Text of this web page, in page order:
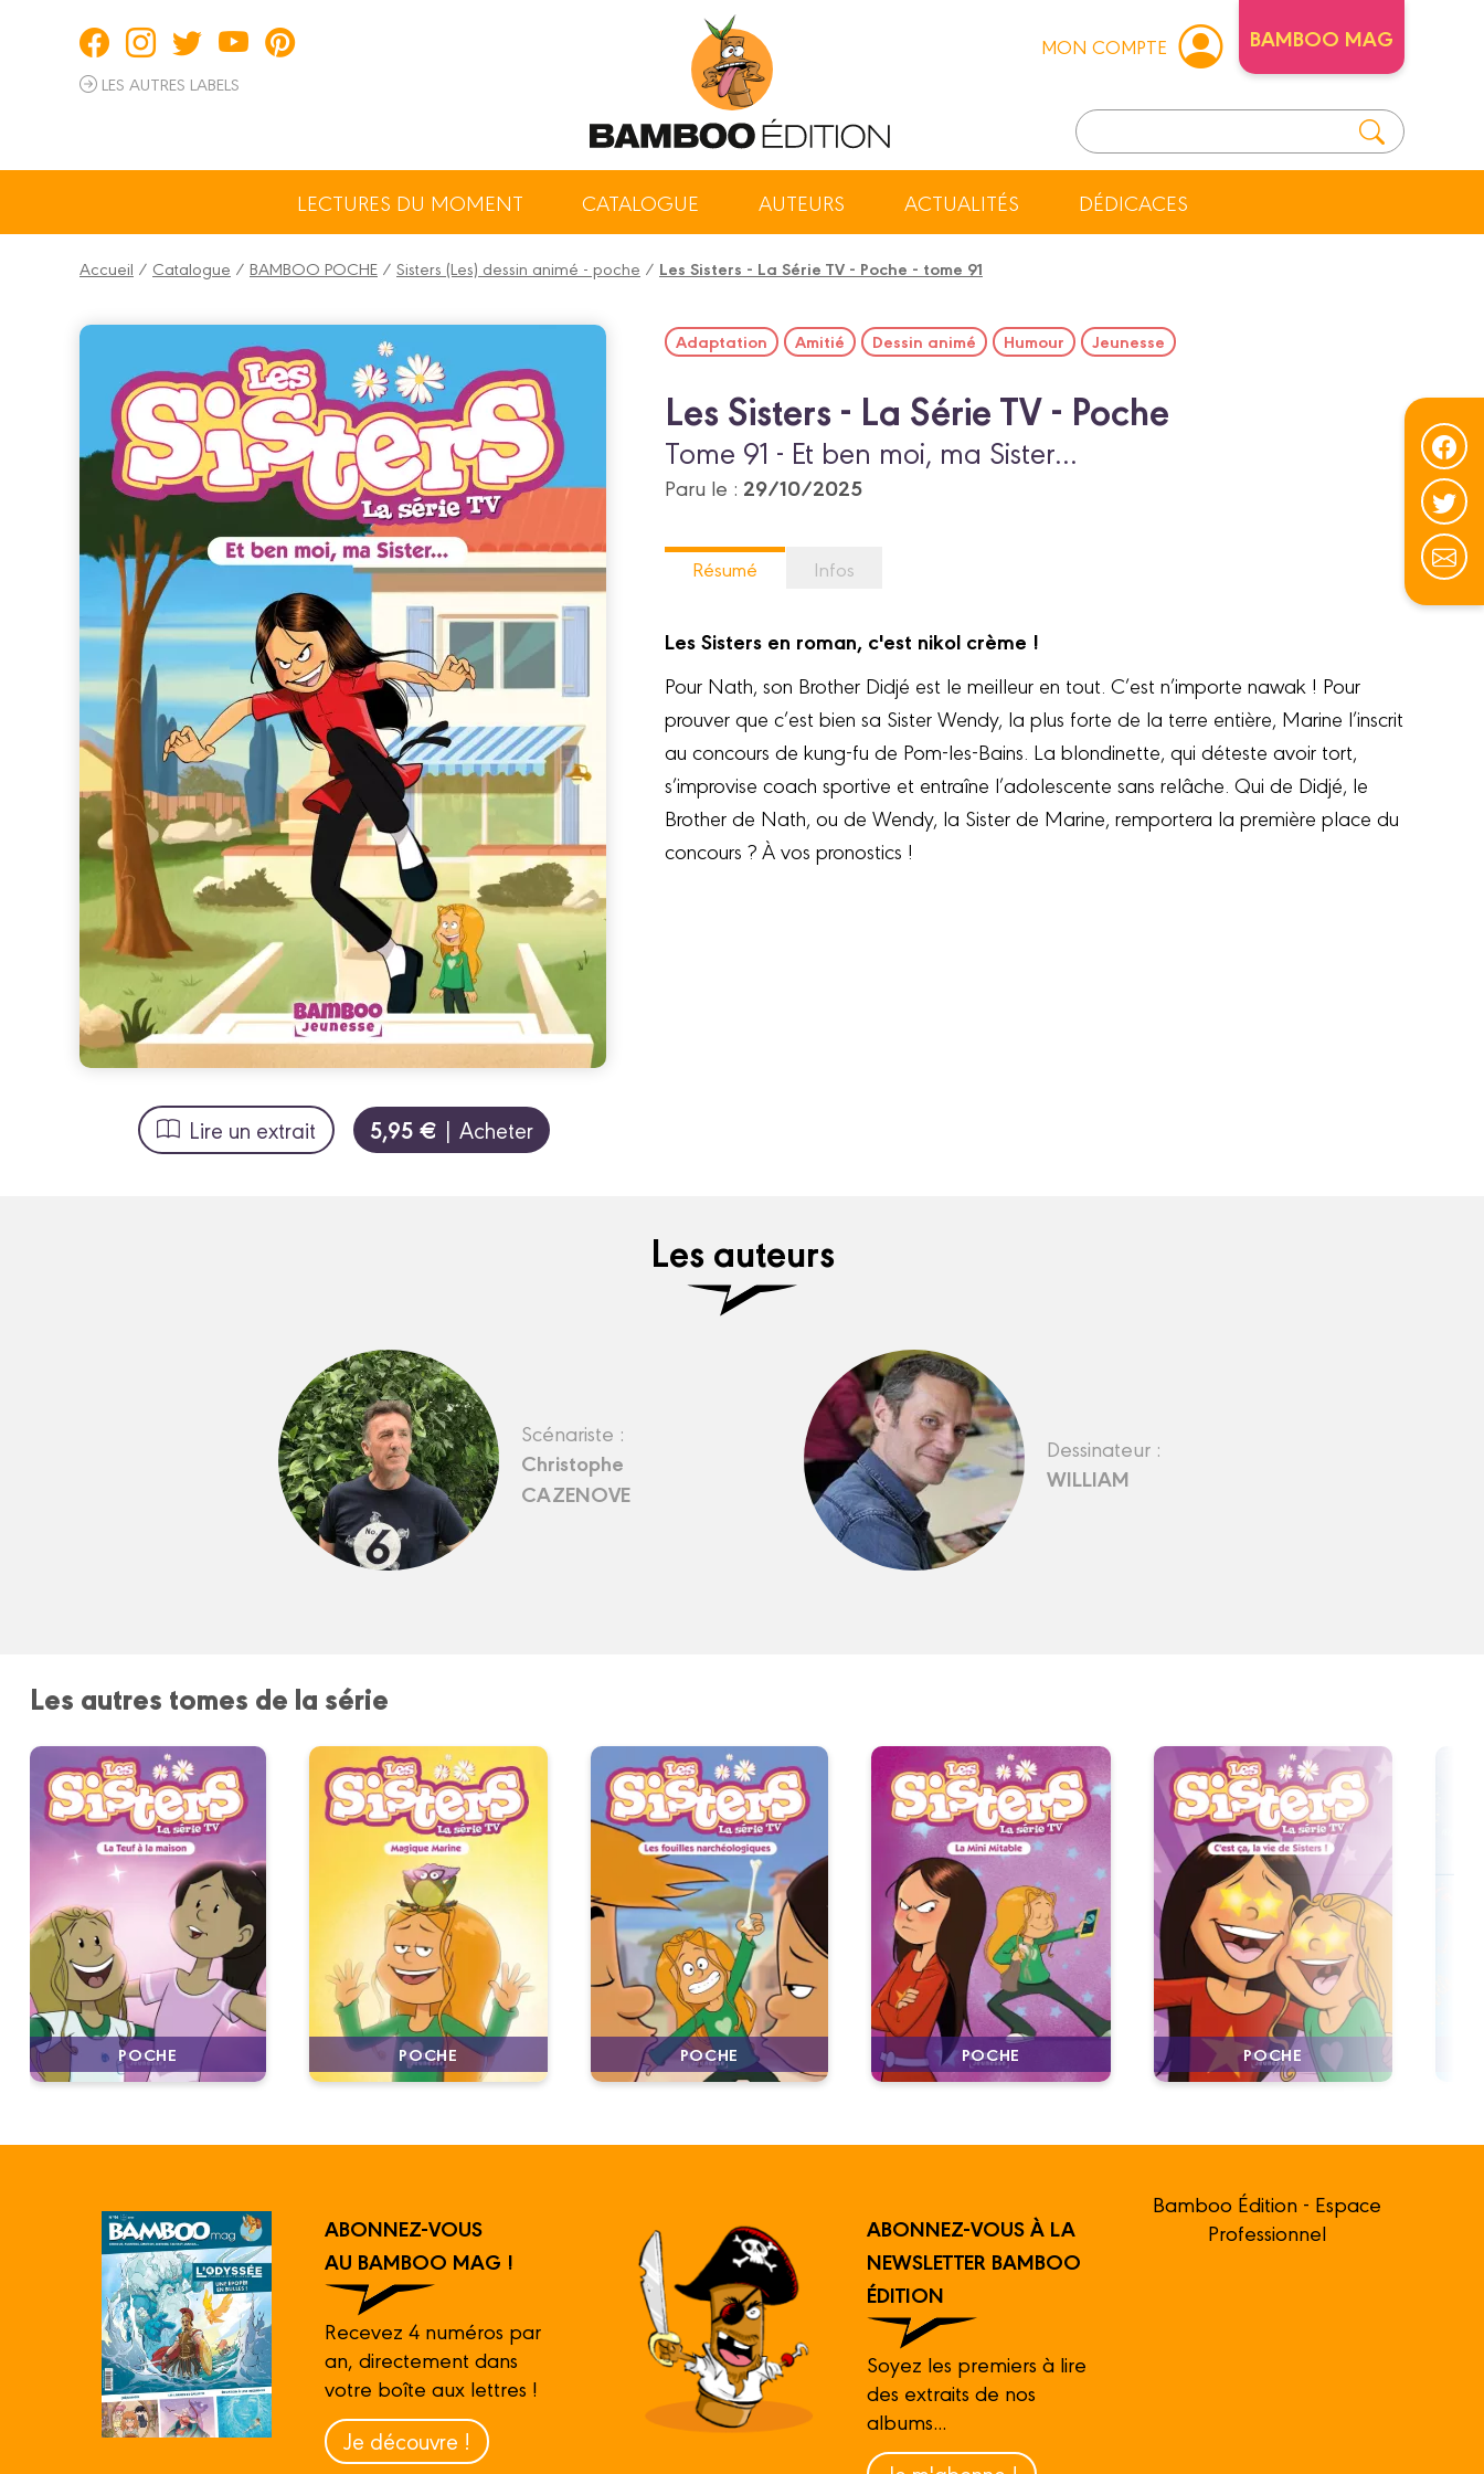
LES AUTRES LABELS
MON COMPTE BAMBOO MAG
LECTURES DU MOMENT CATALOGUE AUTEURS ACTUALITÉS DÉDICACES
Accueil / Catalogue / BAMBOO POCHE / Sisters (Les) dessin animé - poche / Les Sisters - La Série TV - Poche - tome 91
Lire un extrait 5,95 € | Acheter
Adaptation Amitié Dessin animé Humour Jeunesse
Les Sisters - La Série TV - Poche
Tome 91 - Et ben moi, ma Sister...
Paru le : 29/10/2025
Résumé Infos
Les Sisters en roman, c'est nikol crème !
Pour Nath, son Brother Didjé est le meilleur en tout. C’est n’importe nawak ! Pour
prouver que c’est bien sa Sister Wendy, la plus forte de la terre entière, Marine l’inscrit
au concours de kung-fu de Pom-les-Bains. La blondinette, qui déteste avoir tort,
s’improvise coach sportive et entraîne l’adolescente sans relâche. Qui de Didjé, le
Brother de Nath, ou de Wendy, la Sister de Marine, remportera la première place du
concours ? À vos pronostics !
Les auteurs
Scénariste :
Christophe
CAZENOVE
Dessinateur :
WILLIAM
Les autres tomes de la série
POCHE POCHE POCHE POCHE POCHE
ABONNEZ-VOUS
AU BAMBOO MAG !
Recevez 4 numéros par
an, directement dans
votre boîte aux lettres !
Je découvre !
ABONNEZ-VOUS À LA
NEWSLETTER BAMBOO
ÉDITION
Soyez les premiers à lire
des extraits de nos
albums...
Bamboo Édition - Espace
Professionnel